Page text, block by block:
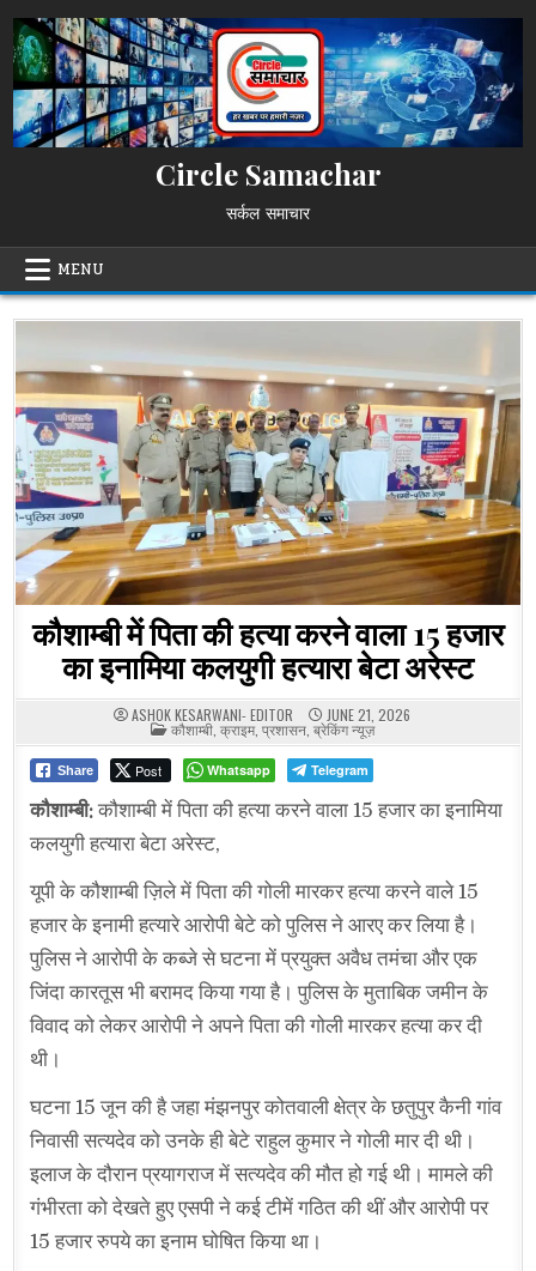
to
content
Circle Samachar
सर्कल समाचार
MENU
कौशाम्बी में पिता की हत्या करने वाला 15 हजार
का इनामिया कलयुगी हत्यारा बेटा अरेस्ट
ASHOK KESARWANI- EDITOR JUNE 21, 2026
POSTED
IN
कौशाम्बी, क्राइम, प्रशासन, ब्रेकिंग न्यूज़
Share Post Whatsapp Telegram
कौशाम्बी:कौशाम्बी में पिता की हत्या करने वाला 15 हजार का इनामिया
कलयुगी हत्यारा बेटा अरेस्ट,
यूपी के कौशाम्बी ज़िले में पिता की गोली मारकर हत्या करने वाले 15
हजार के इनामी हत्यारे आरोपी बेटे को पुलिस ने आरए कर लिया है।
पुलिस ने आरोपी के कब्जे से घटना में प्रयुक्त अवैध तमंचा और एक
जिंदा कारतूस भी बरामद किया गया है। पुलिस के मुताबिक जमीन के
विवाद को लेकर आरोपी ने अपने पिता की गोली मारकर हत्या कर दी
थी।
घटना 15 जून की है जहा मंझनपुर कोतवाली क्षेत्र के छतुपुर कैनी गांव
निवासी सत्यदेव को उनके ही बेटे राहुल कुमार ने गोली मार दी थी।
इलाज के दौरान प्रयागराज में सत्यदेव की मौत हो गई थी। मामले की
गंभीरता को देखते हुए एसपी ने कई टीमें गठित की थीं और आरोपी पर
15 हजार रुपये का इनाम घोषित किया था।